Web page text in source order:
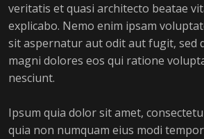
veritatis et quasi architecto beatae
explicabo. Nemo enim ipsam
sit aspernatur aut odit aut fugit, sed
magni dolores eos qui ratione
nesciunt.
Ipsum quia dolor sit amet,
quia non numquam eius modi